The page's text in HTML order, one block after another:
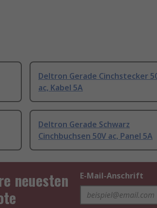
Deltron Gerade Cinchstecker
ac, Kabel 5A
Deltron Gerade Schwarz
Cinchbuchsen 50V ac, Panel 5A
neuesten
E-Mail-Anschrift